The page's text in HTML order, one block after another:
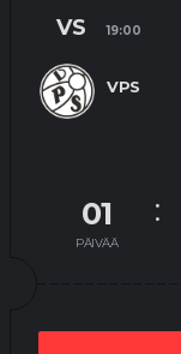
VPS
VS 19:00
01
PÄIVÄÄ